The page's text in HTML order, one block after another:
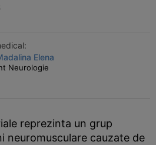
Elena
Neurologie
reprezinta un grup
neuromusculare cauzate de